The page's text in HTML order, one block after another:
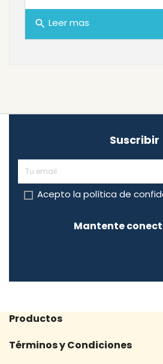
search Leer mas
Suscribir
Acepto la política de
Mantente
Productos
Términos y Condiciones